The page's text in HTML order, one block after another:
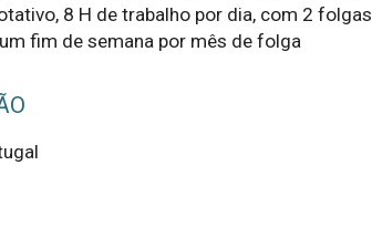
8 H de trabalho por dia, com 2
fim de semana por mês de folga